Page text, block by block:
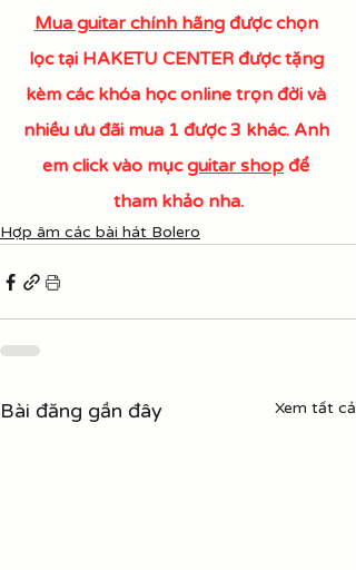
Mua guitar chính hãng được chọn
lọc tại HAKETU CENTER được tặng
kèm các khóa học online trọn đời và
nhiều ưu đãi mua 1 được 3 khác. Anh
em click vào mục guitar shop để
tham khảo nha.
Hợp âm các bài hát Bolero
Bài đăng gần đây Xem tất cả